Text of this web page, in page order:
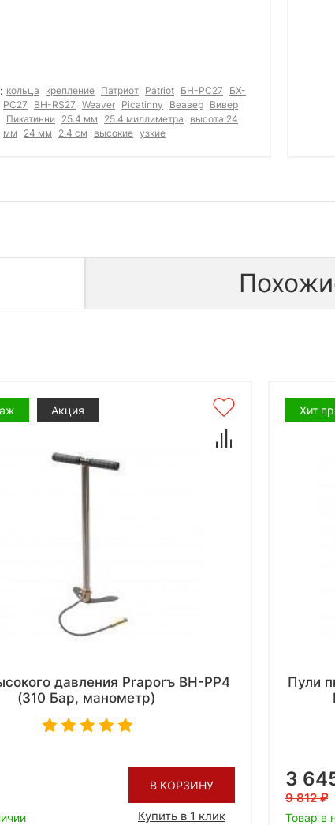
кольца крепление Патриот Patriot БН-РС27
БХ-
РС27
BH-RS27 Weaver Picatinny Веавер Вивер
Пикатинни 25.4 мм 25.4 миллиметра
высота 24
мм
24 мм 2.4 см высокие узкие
Акция
давления Praporъ BH-PP4
(310 Бар, манометр)
В КОРЗИНУ
Купить в 1 клик
Хит
Пули
3
9 812
Товар в